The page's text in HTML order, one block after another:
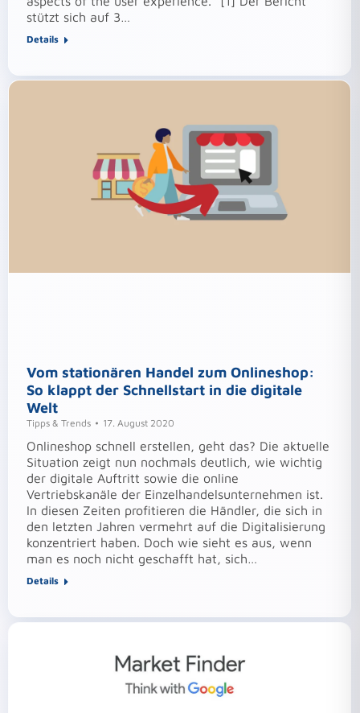
stützt sich auf 3…
Details
Vom stationären Handel zum Onlineshop:
So klappt der Schnellstart in die digitale
Welt
Tipps & Trends 17. August 2020
Onlineshop schnell erstellen, geht das? Die aktuelle
Situation zeigt nun nochmals deutlich, wie wichtig
der digitale Auftritt sowie die online
Vertriebskanäle der Einzelhandelsunternehmen ist.
In diesen Zeiten profitieren die Händler, die sich in
den letzten Jahren vermehrt auf die Digitalisierung
konzentriert haben. Doch wie sieht es aus, wenn
man es noch nicht geschafft hat, sich…
Details